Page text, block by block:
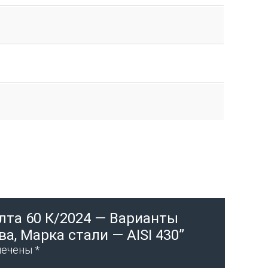
60 К/2024 — Варианты
Марка стали — AISI 430”
*